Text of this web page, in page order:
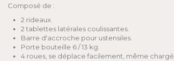
Composé de :
2 rideaux.
2 tablettes latérales coulissantes.
Barre d'accroche pour ustensiles.
Porte bouteille 6 / 13 kg.
4 roues, se déplace facilement, même chargé.